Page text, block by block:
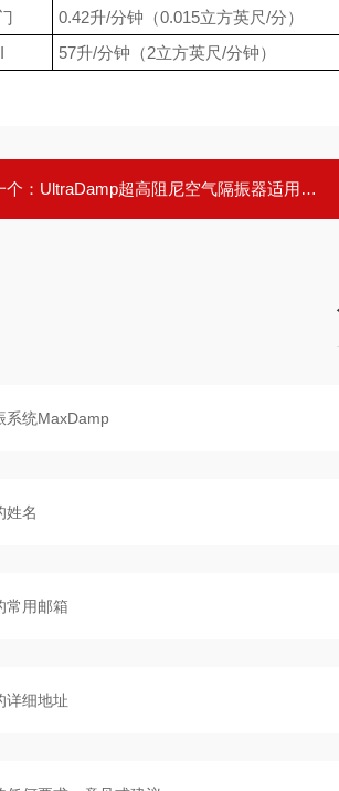
0.42升/分钟（0.015立方英尺/分）
57升/分钟（2立方英尺/分钟）
个： UltraDamp超高阻尼空气隔振器适用大型设备LCD光刻机